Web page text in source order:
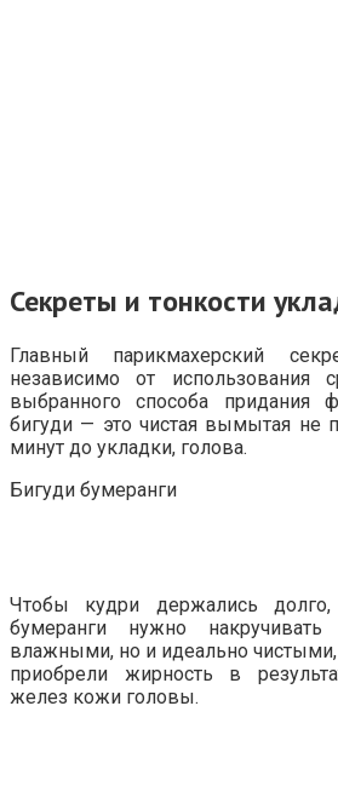
Секреты и тонкости
Главный парикмахерский
независимо от использования
выбранного способа придания
бигуди — это чистая вымытая не
минут до укладки, голова.
Бигуди бумеранги
Чтобы кудри держались
бумеранги нужно
влажными, но и идеально чистыми,
приобрели жирность в
желез кожи головы.